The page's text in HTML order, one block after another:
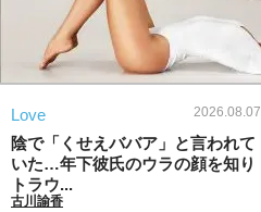
Love 2026.08.07
陰で「くせえババア」と言われて
いた…年下彼氏のウラの顔を知り
トラウ...
古川諭香